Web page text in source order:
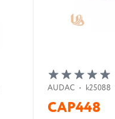
AUDAC • k25088
CAP448